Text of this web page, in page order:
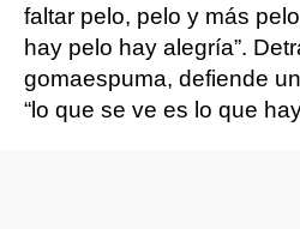
faltar pelo, pelo y más
hay pelo hay alegría”.
gomaespuma, defiende
“lo que se ve es lo que